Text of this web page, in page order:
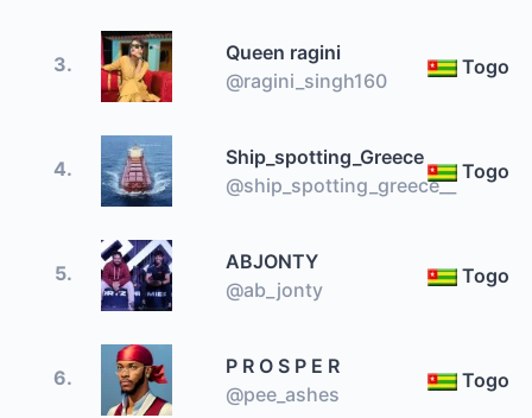
3.
Queen ragini
@ragini_singh160
Togo
4.
Ship_spotting_Greece
@ship_spotting_greece__
Togo
5.
ABJONTY
@ab_jonty
Togo
6.
P R O S P E R
@pee_ashes
Togo